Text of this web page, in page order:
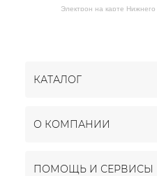
Электрон на карте
КАТАЛОГ
О КОМПАНИИ
ПОМОЩЬ И СЕРВИСЫ